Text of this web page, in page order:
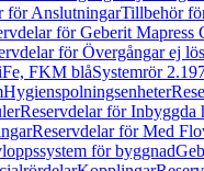
för AnslutningarTillbehör
för Geberit Mapress
för Övergångar ej
FKM blåSystemrör
Hygienspolningsenheter
Reservdelar för Inbyggda
Reservdelar för Med
för byggnad